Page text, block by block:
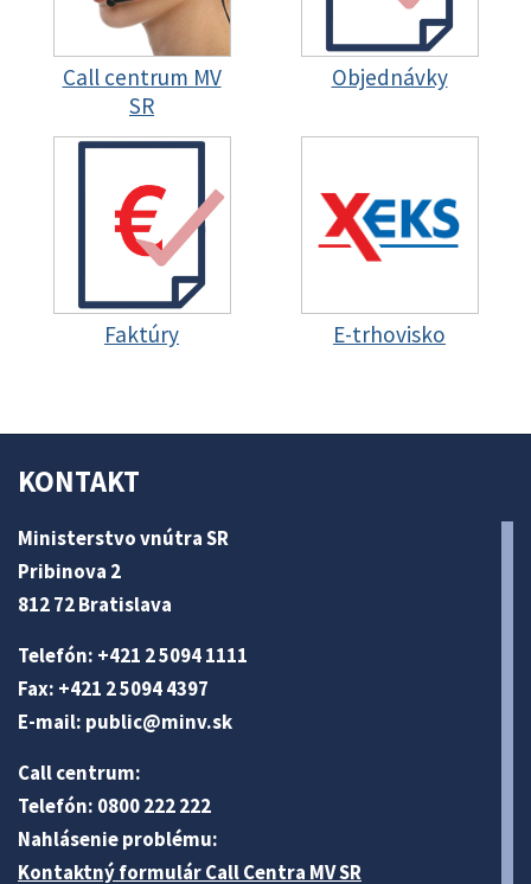
Call centrum MV
SR
Objednávky
Faktúry E-trhovisko
KONTAKT
Ministerstvo vnútra SR
Pribinova 2
812 72 Bratislava
Telefón: +421 2 5094 1111
Fax: +421 2 5094 4397
E-mail: public@minv.sk
Call centrum:
Telefón: 0800 222 222
Nahlásenie problému:
Kontaktný formulár Call Centra MV SR